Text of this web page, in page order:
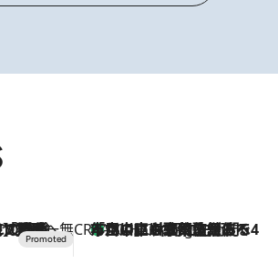
見が待つ場所へ
地「星野温泉 トンボの湯」で体験 CREA'S CHOICE
10 Hours Ago
「立川にも歌舞伎があるんだよ」 片岡仁左衛門・市川中車ら豪華座組みで4年目の立川立飛歌舞伎へ